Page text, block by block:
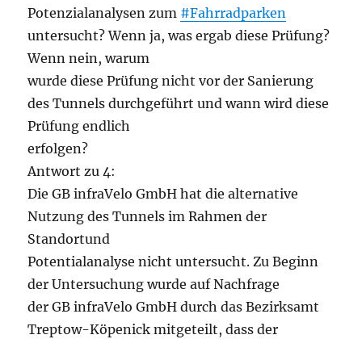
Potenzialanalysen zum #Fahrradparken
untersucht? Wenn ja, was ergab diese Prüfung?
Wenn nein, warum
wurde diese Prüfung nicht vor der Sanierung
des Tunnels durchgeführt und wann wird diese
Prüfung endlich
erfolgen?
Antwort zu 4:
Die GB infraVelo GmbH hat die alternative
Nutzung des Tunnels im Rahmen der
Standortund
Potentialanalyse nicht untersucht. Zu Beginn
der Untersuchung wurde auf Nachfrage
der GB infraVelo GmbH durch das Bezirksamt
Treptow-Köpenick mitgeteilt, dass der